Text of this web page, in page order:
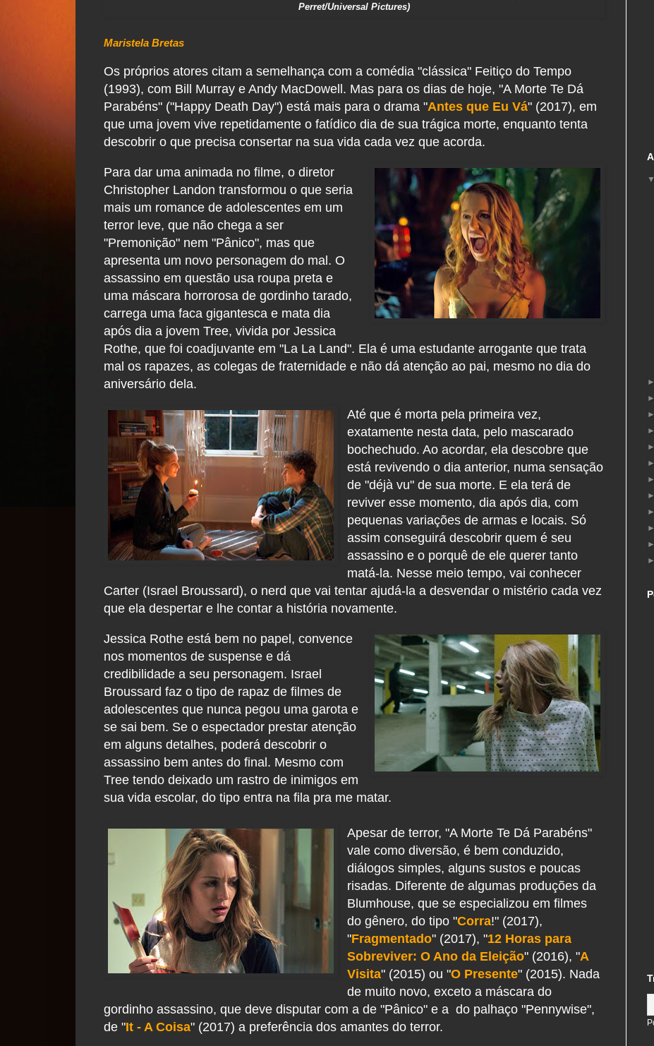
Perret/Universal Pictures)
Maristela Bretas
Os próprios atores citam a semelhança com a comédia "clássica" Feitiço do Tempo
(1993), com Bill Murray e Andy MacDowell. Mas para os dias de hoje, "A Morte Te Dá
Parabéns" ("Happy Death Day") está mais para o drama "Antes que Eu Vá" (2017), em
que uma jovem vive repetidamente o fatídico dia de sua trágica morte, enquanto tenta
descobrir o que precisa consertar na sua vida cada vez que acorda.
Para dar uma animada no filme, o diretor
Christopher Landon transformou o que seria
mais um romance de adolescentes em um
terror leve, que não chega a ser
"Premonição" nem "Pânico", mas que
apresenta um novo personagem do mal. O
assassino em questão usa roupa preta e
uma máscara horrorosa de gordinho tarado,
carrega uma faca gigantesca e mata dia
após dia a jovem Tree, vivida por Jessica
Rothe, que foi coadjuvante em "La La Land". Ela é uma estudante arrogante que trata
mal os rapazes, as colegas de fraternidade e não dá atenção ao pai, mesmo no dia do
aniversário dela.
Até que é morta pela primeira vez,
exatamente nesta data, pelo mascarado
bochechudo. Ao acordar, ela descobre que
está revivendo o dia anterior, numa sensação
de "déjà vu" de sua morte. E ela terá de
reviver esse momento, dia após dia, com
pequenas variações de armas e locais. Só
assim conseguirá descobrir quem é seu
assassino e o porquê de ele querer tanto
matá-la. Nesse meio tempo, vai conhecer
Carter (Israel Broussard), o nerd que vai tentar ajudá-la a desvendar o mistério cada vez
que ela despertar e lhe contar a história novamente.
Jessica Rothe está bem no papel, convence
nos momentos de suspense e dá
credibilidade a seu personagem. Israel
Broussard faz o tipo de rapaz de filmes de
adolescentes que nunca pegou uma garota e
se sai bem. Se o espectador prestar atenção
em alguns detalhes, poderá descobrir o
assassino bem antes do final. Mesmo com
Tree tendo deixado um rastro de inimigos em
sua vida escolar, do tipo entra na fila pra me matar.
Apesar de terror, "A Morte Te Dá Parabéns"
vale como diversão, é bem conduzido,
diálogos simples, alguns sustos e poucas
risadas. Diferente de algumas produções da
Blumhouse, que se especializou em filmes
do gênero, do tipo "Corra!" (2017),
"Fragmentado" (2017), "12 Horas para
Sobreviver: O Ano da Eleição" (2016), "A
Visita" (2015) ou "O Presente" (2015). Nada
de muito novo, exceto a máscara do
gordinho assassino, que deve disputar com a de "Pânico" e a do palhaço "Pennywise",
de "It - A Coisa" (2017) a preferência dos amantes do terror.
▼
►
►
►
►
►
►
►
►
►
►
►
►